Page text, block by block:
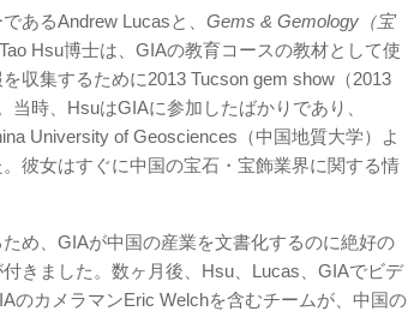
あるAndrew Lucasと、 Gems & Gemology（宝
Hsu博士は、GIAの教育コースの教材として使
収集するために2013 Tucson gem show（2013
時、HsuはGIAに参加したばかりであり、
University of Geosciences（中国地質大学）よ
彼女はすぐに中国の宝石・宝飾業界に関する情
め、GIAが中国の産業を文書化するのに絶好の
きました。数ヶ月後、Hsu、Lucas、GIAでビデ
のカメラマンEric Welchを含むチームが、中国の